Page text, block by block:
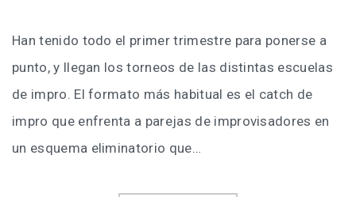
Han tenido todo el primer trimestre para ponerse a
punto, y llegan los torneos de las distintas escuelas
de impro. El formato más habitual es el catch de
impro que enfrenta a parejas de improvisadores en
un esquema eliminatorio que…